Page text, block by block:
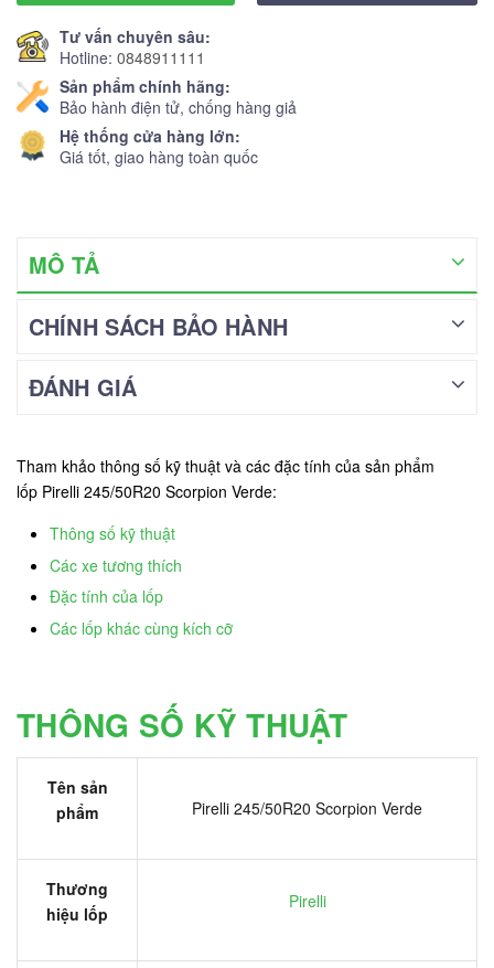
Tư vấn chuyên sâu:
Hotline: 0848911111
Sản phẩm chính hãng:
Bảo hành điện tử, chống hàng giả
Hệ thống cửa hàng lớn:
Giá tốt, giao hàng toàn quốc
MÔ TẢ
CHÍNH SÁCH BẢO HÀNH
ĐÁNH GIÁ
Tham khảo thông số kỹ thuật và các đặc tính của sản phẩm
lốp Pirelli 245/50R20 Scorpion Verde:
Thông số kỹ thuật
Các xe tương thích
Đặc tính của lốp
Các lốp khác cùng kích cỡ
THÔNG SỐ KỸ THUẬT
Tên sản
phẩm
Pirelli 245/50R20 Scorpion Verde
Thương
hiệu lốp
Pirelli